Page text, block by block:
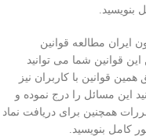
بنویسید.
ایران مطالعه قوانین
قوانین شما می توانید
قوانین با کاربران نیز
این مسائل را درج نموده و
همچنین برای دریافت نماد
کامل بنویسید.